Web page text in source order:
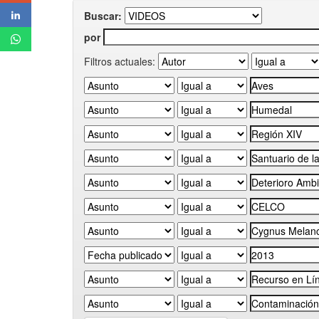
Buscar:
por
Filtros actuales: